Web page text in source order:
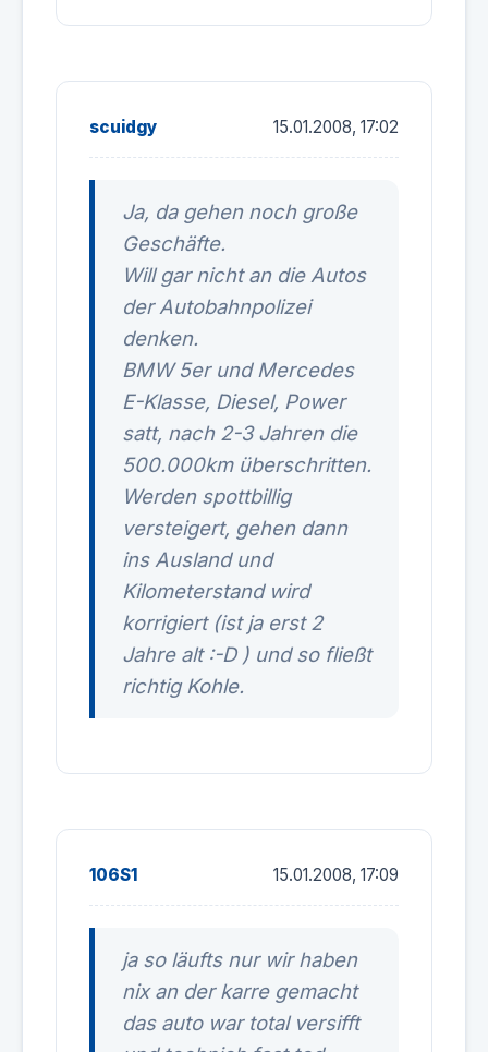
scuidgy 15.01.2008, 17:02
Ja, da gehen noch große
Geschäfte.
Will gar nicht an die Autos
der Autobahnpolizei
denken.
BMW 5er und Mercedes
E-Klasse, Diesel, Power
satt, nach 2-3 Jahren die
500.000km überschritten.
Werden spottbillig
versteigert, gehen dann
ins Ausland und
Kilometerstand wird
korrigiert (ist ja erst 2
Jahre alt :-D ) und so fließt
richtig Kohle.
106S1 15.01.2008, 17:09
ja so läufts nur wir haben
nix an der karre gemacht
das auto war total versifft